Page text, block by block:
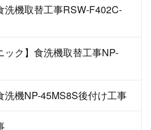
洗機取替工事RSW-F402C-
ク】食洗機取替工事NP-
洗機NP-45MS8S後付け工事